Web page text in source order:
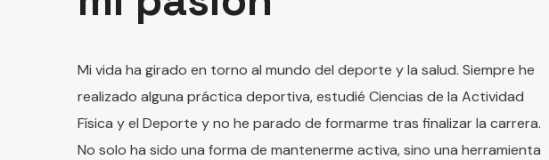
Mi vida ha girado en torno al mundo del deporte y la salud. Siempre he
realizado alguna práctica deportiva, estudié Ciencias de la Actividad
Física y el Deporte y no he parado de formarme tras finalizar la carrera.
No solo ha sido una forma de mantenerme activa, sino una herramienta